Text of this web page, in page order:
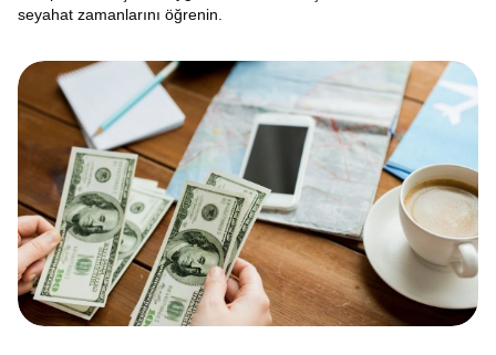
seyahat zamanlarını öğrenin.